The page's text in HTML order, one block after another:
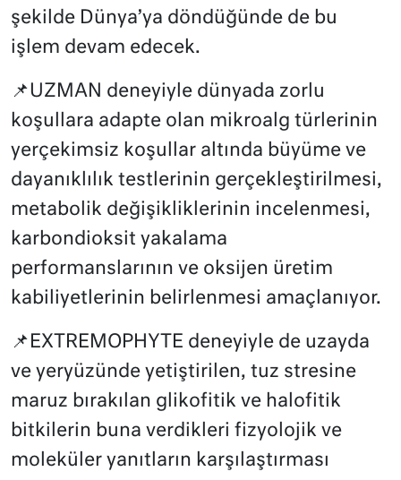
şekilde Dünya’ya döndüğünde de bu
işlem devam edecek.
📌UZMAN deneyiyle dünyada zorlu
koşullara adapte olan mikroalg türlerinin
yerçekimsiz koşullar altında büyüme ve
dayanıklılık testlerinin gerçekleştirilmesi,
metabolik değişikliklerinin incelenmesi,
karbondioksit yakalama
performanslarının ve oksijen üretim
kabiliyetlerinin belirlenmesi amaçlanıyor.
📌EXTREMOPHYTE deneyiyle de uzayda
ve yeryüzünde yetiştirilen, tuz stresine
maruz bırakılan glikofitik ve halofitik
bitkilerin buna verdikleri fizyolojik ve
moleküler yanıtların karşılaştırması